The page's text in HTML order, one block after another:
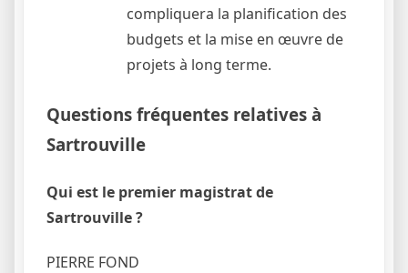
compliquera la planification des
budgets et la mise en œuvre de
projets à long terme.
Questions fréquentes relatives à
Sartrouville
Qui est le premier magistrat de
Sartrouville ?
PIERRE FOND